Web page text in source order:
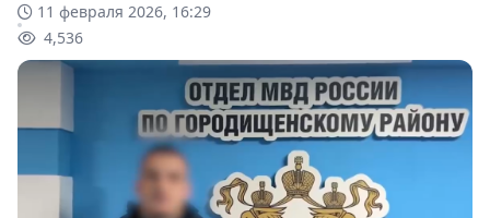
11 февраля 2026, 16:29
4,536